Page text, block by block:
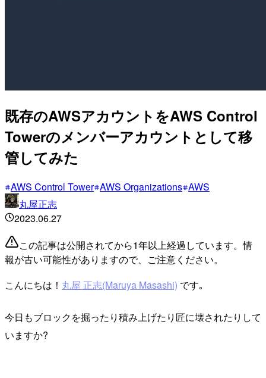
既存のAWSアカウントをAWS Control
Towerのメンバーアカウントとして移
管してみた
AWS Control Tower AWS Organizations AWS
丸屋正志
2023.06.27
この記事は公開されてから1年以上経過しています。情
報が古い可能性がありますので、ご注意ください。
こんにちは！ 丸屋 正志(Maruya Masashi) です｡
今日もブロックを掘ったり積み上げたり匠に壊されたりして
いますか?